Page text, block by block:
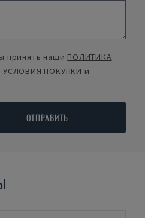
принять наши ПОЛИТИКА
УСЛОВИЯ ПОКУПКИ и
ОТПРАВИТЬ